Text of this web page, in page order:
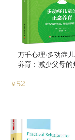
万千心理·多动症
养育：减少父母的
¥ 52